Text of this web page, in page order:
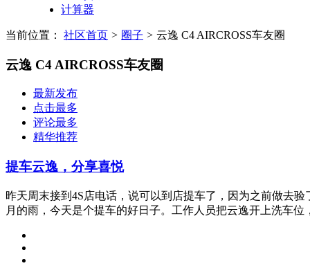
计算器
当前位置： 社区首页 > 圈子 > 云逸 C4 AIRCROSS车友圈
云逸 C4 AIRCROSS车友圈
最新发布
点击最多
评论最多
精华推荐
提车云逸，分享喜悦
昨天周末接到4S店电话，说可以到店提车了，因为之前做去
月的雨，今天是个提车的好日子。工作人员把云逸开上洗车位